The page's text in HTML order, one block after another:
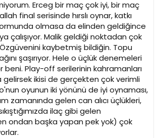
Erceg bir maç çok iyi, bir maç
final serisinde hırslı oynar, katkı
olmasa da elinden geldiğince
çalışıyor. Malik geldiği noktadan çok
kaybetmiş bildiğin. Topu
şaşırıyor. Hele o üçlük denemeleri
beni. Play-off serilerinin kahramanları
gelirsek ikisi de gerçekten çok verimli
oyunun iki yönünü de iyi oynaması,
zamanında gelen can alıcı üçlükleri,
ilaç gibi gelen
ondan başka yapan pek yok) çok